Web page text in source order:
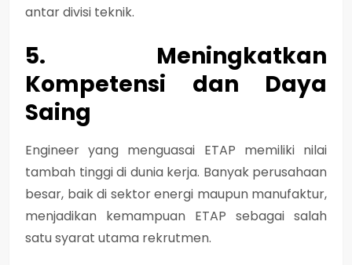
antar divisi teknik.
5. Meningkatkan
Kompetensi dan Daya
Saing
Engineer yang menguasai ETAP memiliki nilai
tambah tinggi di dunia kerja. Banyak perusahaan
besar, baik di sektor energi maupun manufaktur,
menjadikan kemampuan ETAP sebagai salah
satu syarat utama rekrutmen.